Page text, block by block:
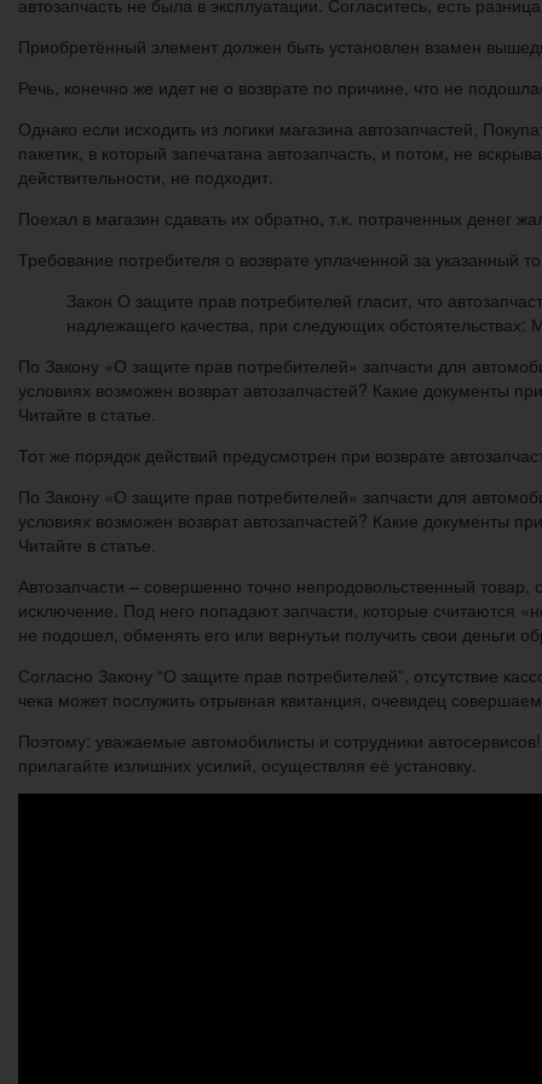
Приобретённый элемент должен быть установлен взамен
Речь, конечно же идет не о возврате по причине, что не
Однако если исходить из логики магазина автозапчастей,
пакетик, в который запечатана автозапчасть, и потом, не
действительности, не подходит.
Поехал в магазин сдавать их обратно, т.к. потраченных денег
Требование потребителя о возврате уплаченной за указанный
Закон О защите прав потребителей гласит, что
надлежащего качества, при следующих обстоятельствах:
По Закону «О защите прав потребителей» запчасти для
условиях возможен возврат автозапчастей? Какие документы
Читайте в статье.
Тот же порядок действий предусмотрен при возврате
По Закону «О защите прав потребителей» запчасти для
условиях возможен возврат автозапчастей? Какие документы
Читайте в статье.
Автозапчасти – совершенно точно непродовольственный
исключение. Под него попадают запчасти, которые считаются
не подошел, обменять его или вернутьи получить свои деньги
Согласно Закону “О защите прав потребителей”, отсутствие
чека может послужить отрывная квитанция, очевидец
Поэтому: уважаемые автомобилисты и сотрудники
прилагайте излишних усилий, осуществляя её установку.